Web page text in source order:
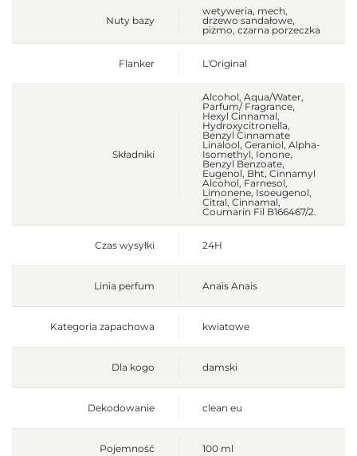
Nuty bazy
wetyweria, mech,
drzewo sandałowe,
piżmo, czarna porzeczka
Flanker L'Original
Składniki
Alcohol, Aqua/Water,
Parfum/ Fragrance,
Hexyl Cinnamal,
Hydroxycitronella,
Benzyl Cinnamate
Linalool, Geraniol, Alpha-
Isomethyl, Ionone,
Benzyl Benzoate,
Eugenol, Bht, Cinnamyl
Alcohol, Farnesol,
Limonene, Isoeugenol,
Citral, Cinnamal,
Coumarin Fil B166467/2.
Czas wysyłki 24H
Linia perfum Anais Anais
Kategoria zapachowa kwiatowe
Dla kogo damski
Dekodowanie clean eu
Pojemność 100 ml